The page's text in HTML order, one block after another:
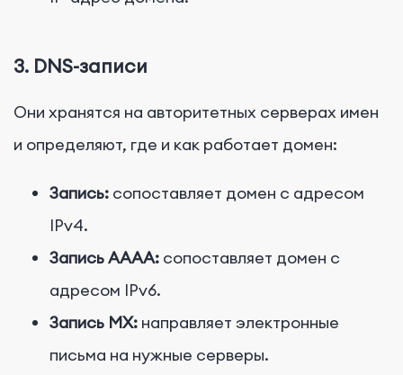
3. DNS-записи
Они хранятся на авторитетных серверах имен
и определяют, где и как работает домен:
Запись: сопоставляет домен с адресом
IPv4.
Запись AAAA: сопоставляет домен с
адресом IPv6.
Запись MX: направляет электронные
письма на нужные серверы.